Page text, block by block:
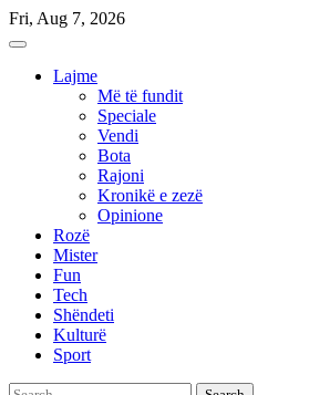
Skip
to
Fri, Aug 7, 2026
Lajme
Më të fundit
Speciale
Vendi
Bota
Rajoni
Kronikë e zezë
Opinione
Rozë
Mister
Fun
Tech
Shëndeti
Kulturë
Sport
Search